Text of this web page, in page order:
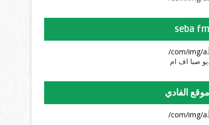
seba fm
صبا اف ام
موقع الفادي